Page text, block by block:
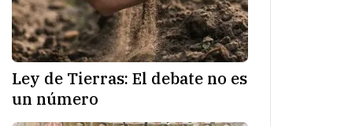
Ley de Tierras: El debate no es
un número